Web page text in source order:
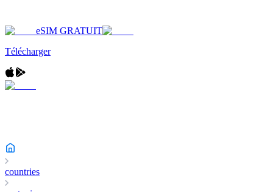
eSIM GRATUIT
Télécharger
countries